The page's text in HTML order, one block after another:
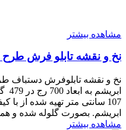
مشاهده بیشتر
نخ و نقشه تابلو فرش طرح
107 سانتی متر تهیه شده از
ابریشم. بصورت گلوله شده و
مشاهده بیشتر